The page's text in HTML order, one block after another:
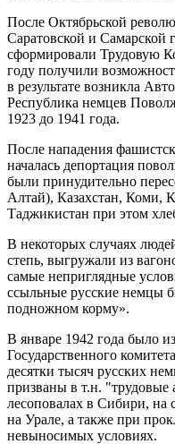
После Октябрьской
Саратовской и Самарской
сформировали Трудовую
году получили
в результате возникла
Республика немцев
1923 до 1941 года.
После нападения
началась депортация
были принудительно
Алтай), Казахстан, Коми,
Таджикистан при этом
В некоторых случаях
степь, выгружали из
самые неприглядные
ссыльные русские немцы
подножном корму».
В январе 1942 года было
Государственного
десятки тысяч русских
призваны в т.н. "трудовые
лесоповалах в Сибири, на
на Урале, а также при
невыносимых условиях.